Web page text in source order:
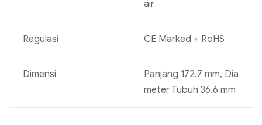
air
Regulasi CE Marked + RoHS
Dimensi
Panjang 172.7 mm, Dia
meter Tubuh 36.6 mm